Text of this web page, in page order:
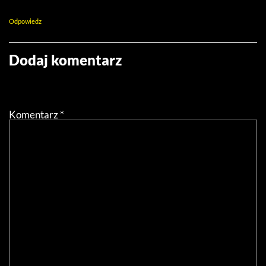
Odpowiedz
Dodaj komentarz
Komentarz*